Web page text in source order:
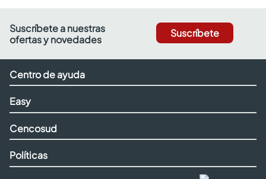
Suscríbete a nuestras
ofertas y novedades
Suscríbete
Centro de ayuda
Easy
Cencosud
Políticas